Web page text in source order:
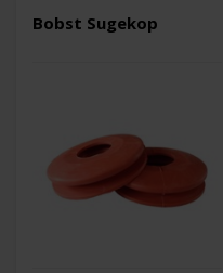
Bobst Sugekop